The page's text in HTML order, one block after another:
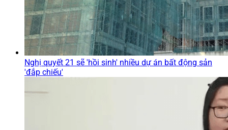
Nghị quyết 21 sẽ 'hồi sinh' nhiều dự án bất động sản
'đắp chiếu'